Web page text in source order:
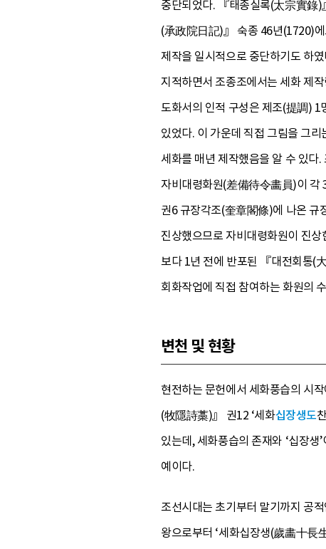
중단되었다. 『태종실록(太宗實錄
(承政院日記)』 숙종 46년(1720)에
제작을 일시적으로 중단하기도 하
지적하면서 조종조에서는 세화 제
도화서의 인적 구성은 제조(提調)
있었다. 이 가운데 직접 그림을 그
세화를 매년 제작했음을 알 수 있
자비대령화원(差備待令畵員)이 각
권6 규장각조(奎章閣條)에 나온 규
진상했으므로 자비대령화원이 진
보다 1년 전에 반포된 『대전회통(
회화작업에 직접 참여하는 화원의
변천 및 현황
현전하는 문헌에서 세화풍습의 시
(牧隱詩藁)』 권12 ‘세화십장생도
있는데, 세화풍습의 존재와 ‘십장
예이다.
조선시대는 초기부터 말기까지 공
왕으로부터 ‘세화십장생(歲畵十長